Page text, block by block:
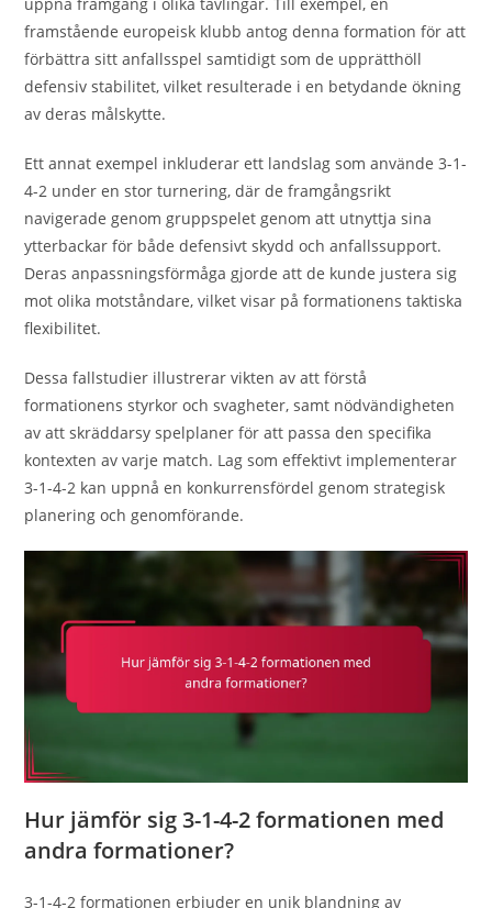
framstående europeisk klubb antog denna formation för att
förbättra sitt anfallsspel samtidigt som de upprätthöll
defensiv stabilitet, vilket resulterade i en betydande ökning
av deras målskytte.
Ett annat exempel inkluderar ett landslag som använde 3-1-
4-2 under en stor turnering, där de framgångsrikt
navigerade genom gruppspelet genom att utnyttja sina
ytterbackar för både defensivt skydd och anfallssupport.
Deras anpassningsförmåga gjorde att de kunde justera sig
mot olika motståndare, vilket visar på formationens taktiska
flexibilitet.
Dessa fallstudier illustrerar vikten av att förstå
formationens styrkor och svagheter, samt nödvändigheten
av att skräddarsy spelplaner för att passa den specifika
kontexten av varje match. Lag som effektivt implementerar
3-1-4-2 kan uppnå en konkurrensfördel genom strategisk
planering och genomförande.
Hur jämför sig 3-1-4-2 formationen med
andra formationer?
3-1-4-2 formationen erbjuder en unik blandning av